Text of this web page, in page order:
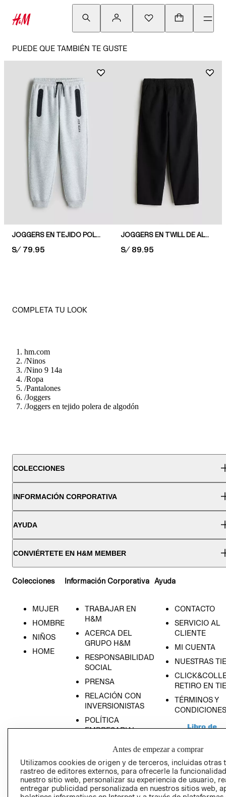
PUEDE QUE TAMBIÉN TE GUSTE
JOGGERS EN TEJIDO POLERA
PRICE:
S/ 79.95
JOGGERS EN TWILL DE ALGODÓN
PRICE:
S/ 89.95
COMPLETA TU LOOK
hm.com
/Ninos
/Nino 9 14a
/Ropa
/Pantalones
/Joggers
/Joggers en tejido polera de algodón
COLECCIONES
INFORMACIÓN CORPORATIVA
AYUDA
CONVIÉRTETE EN H&M MEMBER
Colecciones
MUJER
HOMBRE
NIÑOS
HOME
Información Corporativa
TRABAJAR EN
H&M
ACERCA DEL
GRUPO H&M
RESPONSABILIDAD
SOCIAL
PRENSA
RELACIÓN CON
INVERSIONISTAS
POLÍTICA
EMPRESARIAL
Ayuda
CONTACTO
SERVICIO AL
CLIENTE
MI CUENTA
NUESTRAS
RETIRO EN
TÉRMINOS Y
CONDICIONES
AVISO DE
PRIVACIDAD
Antes de empezar a comprar
Utilizamos cookies de origen y de terceros, incluidas otras
rastreo de editores externos, para ofrecerle la
nuestro sitio web, personalizar su experiencia de usuario,
entregar publicidad personalizada en nuestros sitios web,